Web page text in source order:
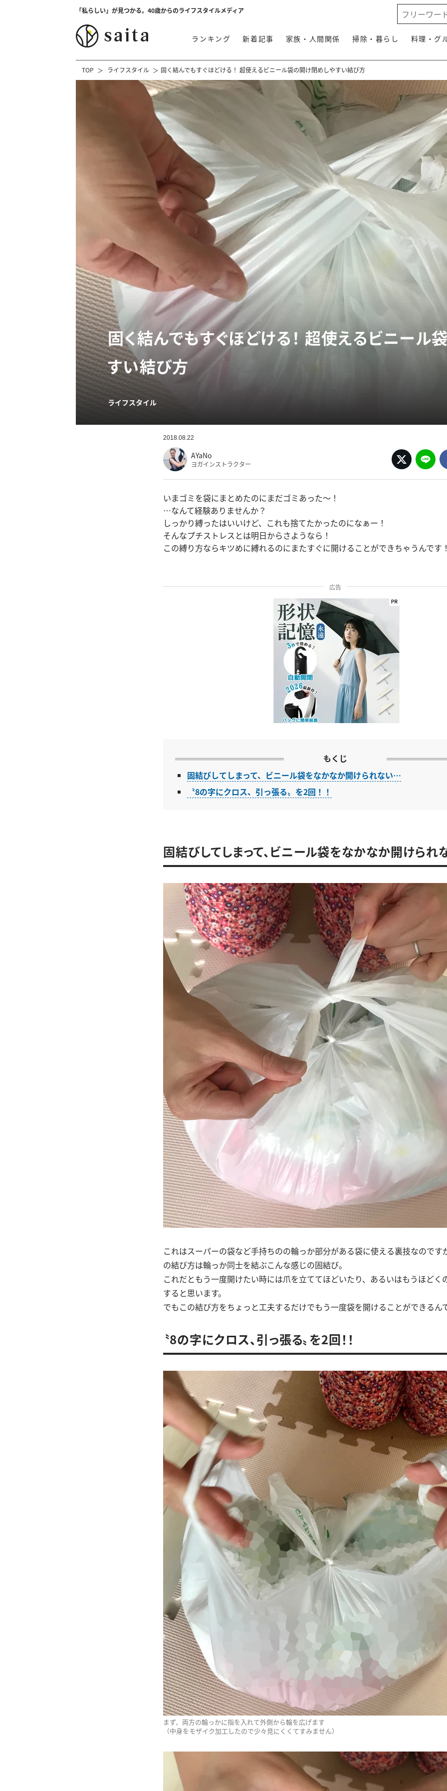
「私らしい」が見つかる。40歳からのライフスタイルメディア
ランキング 新着記事 家族・人間関係 掃除・暮らし 料理・グ
TOP ライフスタイル 固く結んでもすぐほどける！ 超使えるビニール袋の開け閉めしやすい結び方
固く結んでもすぐほどける！ 超使えるビニール
すい結び方
ライフスタイル
2018.08.22
AYaNo
ヨガインストラクター
いまゴミを袋にまとめたのにまだゴミあった〜！
…なんて経験ありませんか？
しっかり縛ったはいいけど、これも捨てたかったのになぁー！
そんなプチストレスとは明日からさようなら！
この縛り方ならキツめに縛れるのにまたすぐに開けることができちゃうんです
広告
もくじ
固結びしてしまって、ビニール袋をなかなか開けられない…
〝8の字にクロス、引っ張る〟を2回！！
固結びしてしまって、ビニール袋をなかなか開けら
これはスーパーの袋など手持ちのの輪っか部分がある袋に使える裏技なのです
の結び方は輪っか同士を結ぶこんな感じの固結び。
これだともう一度開けたい時には爪を立ててほどいたり、あるいはもうほどく
すると思います。
でもこの結び方をちょっと工夫するだけでもう一度袋を開けることができるん
〝8の字にクロス、引っ張る〟を2回！！
まず、両方の輪っかに指を入れて外側から輪を広げます
（中身をモザイク加工したので少々見にくくてすみません）